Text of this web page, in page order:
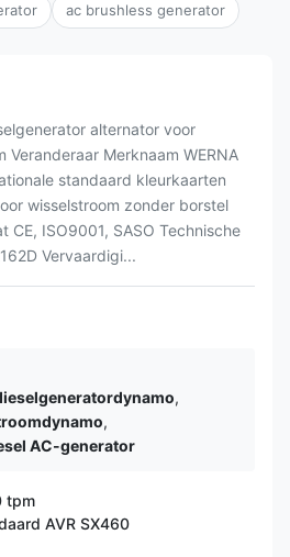
ac brushless generator
alternator voor
Veranderaar Merknaam WERNA
standaard kleurkaarten
wisselstroom zonder borstel
CE, ISO9001, SASO Technische
Vervaardigi...
,
,
AC-generator
tpm
AVR SX460